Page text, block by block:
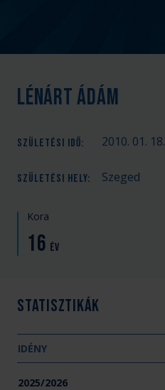
Lénárt Ádám
SZÜLETÉSI IDŐ: 2010. 01. 18.
SZÜLETÉSI HELY: Szeged
Kora
16 év
Statisztikák
IDÉNY
2025/2026